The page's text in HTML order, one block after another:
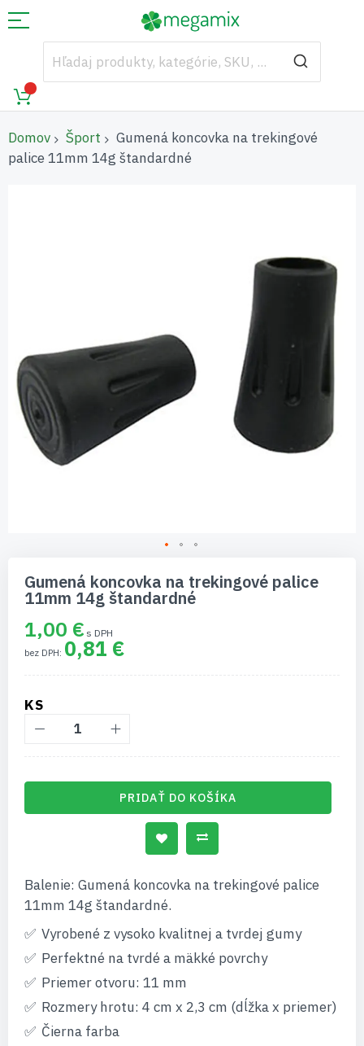
Domov Šport
Gumená koncovka na trekingové
palice 11mm 14g štandardné
začiatok
galérie
Gumená koncovka na trekingové palice
11mm 14g štandardné
1,00 €
0,81 €
KS
PRIDAŤ DO KOŠÍKA
Balenie: Gumená koncovka na trekingové palice
11mm 14g štandardné.
Vyrobené z vysoko kvalitnej a tvrdej gumy
Perfektné na tvrdé a mäkké povrchy
Priemer otvoru: 11 mm
Rozmery hrotu: 4 cm x 2,3 cm (dĺžka x priemer)
Čierna farba